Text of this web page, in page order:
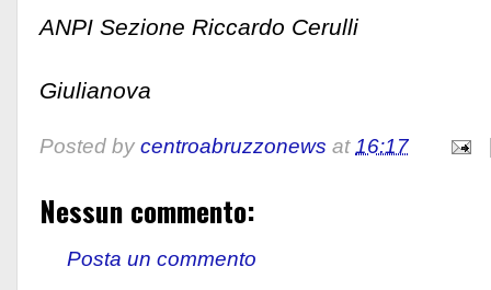
ANPI Sezione Riccardo Cerulli
Giulianova
Posted by centroabruzzonews at16:17
Nessun commento:
Posta un commento